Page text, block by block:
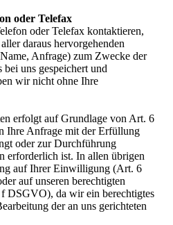
oder Telefax
oder Telefax kontaktieren,
daraus hervorgehenden
Anfrage) zum Zwecke der
uns gespeichert und
wir nicht ohne Ihre
erfolgt auf Grundlage von Art. 6
Ihre Anfrage mit der Erfüllung
oder zur Durchführung
erforderlich ist. In allen übrigen
auf Ihrer Einwilligung (Art. 6
auf unseren berechtigten
DSGVO), da wir ein berechtigtes
der an uns gerichteten